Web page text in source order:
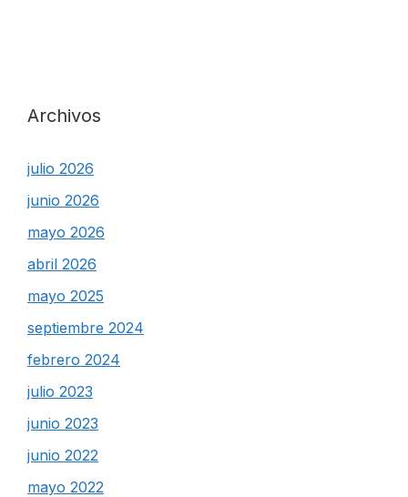
Archivos
julio 2026
junio 2026
mayo 2026
abril 2026
mayo 2025
septiembre 2024
febrero 2024
julio 2023
junio 2023
junio 2022
mayo 2022